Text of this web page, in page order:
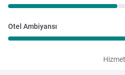
Otel Ambiyansı